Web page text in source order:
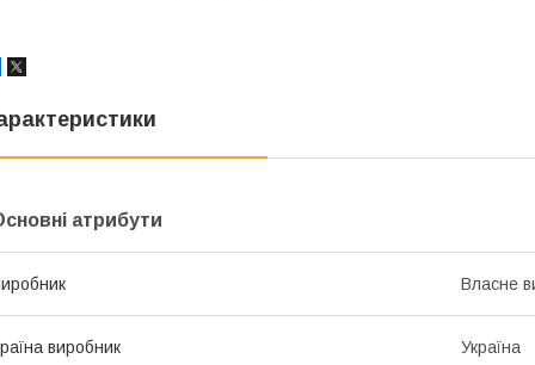
атрибути
Власне
виробник Україна